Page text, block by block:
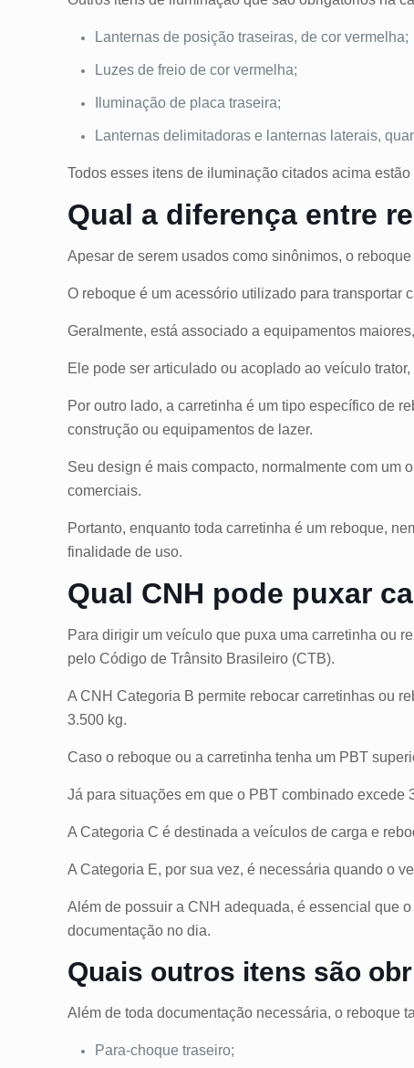
Lanternas de posição traseiras, de cor vermelha;
Luzes de freio de cor vermelha;
Iluminação de placa traseira;
Lanternas delimitadoras e lanternas laterais,
Todos esses itens de iluminação citados acima
Qual a diferença entre
Apesar de serem usados ​​como sinônimos, o
O reboque é um acessório utilizado para transportar
Geralmente, está associado a equipamentos
Ele pode ser articulado ou acoplado ao veículo
Por outro lado, a carretinha é um tipo específico de
construção ou equipamentos de lazer.
Seu design é mais compacto, normalmente com um
comerciais.
Portanto, enquanto toda carretinha é um reboque,
finalidade de uso.
Qual CNH pode puxar
Para dirigir um veículo que puxa uma carretinha ou
pelo Código de Trânsito Brasileiro (CTB).
A CNH Categoria B permite rebocar carretinhas ou
3.500 kg.
Caso o reboque ou a carretinha tenha um PBT
Já para situações em que o PBT combinado excede
A Categoria C é destinada a veículos de carga e
A Categoria E, por sua vez, é necessária quando o
Além de possuir a CNH adequada, é essencial que
documentação no dia.
Quais outros itens são
Além de toda documentação necessária, o reboque
Para-choque traseiro;